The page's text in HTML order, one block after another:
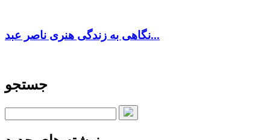
نگاهی به زندگی هنری ناصر عبد...
جستجو